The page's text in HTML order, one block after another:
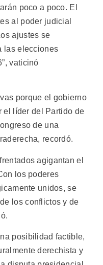
poco a poco. El
al poder judicial
ajustes se
las elecciones
vaticinó
porque el gobierno
el líder del Partido de
de una
recordó.
agigantan el
los poderes
unidos, se
los conflictos y de
posibilidad factible,
derechista y